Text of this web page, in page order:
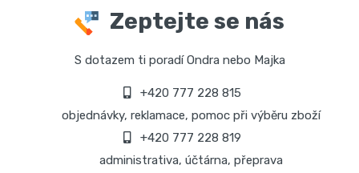
Zeptejte se nás
S dotazem ti poradí Ondra nebo Majka
+420 777 228 815
objednávky, reklamace, pomoc při výběru zboží
+420 777 228 819
administrativa, účtárna, přeprava